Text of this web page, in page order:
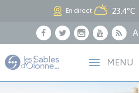
En direct 23.4°C
Facebook
TwitterInstagram
YoutubeRSS
MENU
Panneau de gestion des cookies